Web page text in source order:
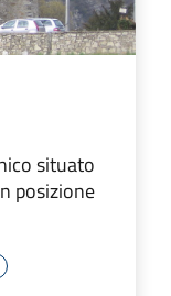
situato
posizione